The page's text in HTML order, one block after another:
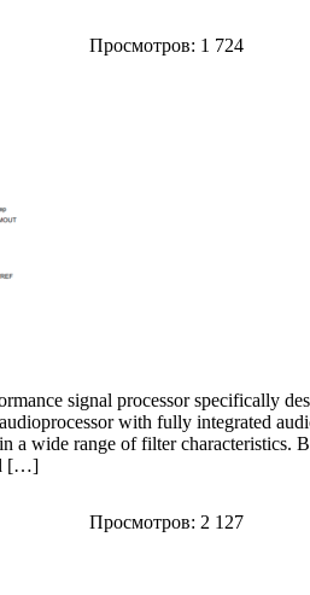
Просмотров: 1 724
signal processor specifically
with fully integrated
a wide range of filter characteristics.
[…]
Просмотров: 2 127